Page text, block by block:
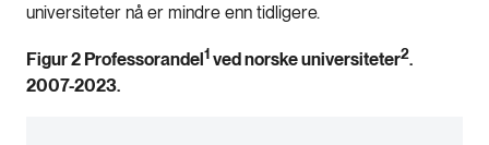
universiteter nå er mindre enn tidligere.
Figur 2 Professorandel 1ved norske universiteter2.
2007-2023.